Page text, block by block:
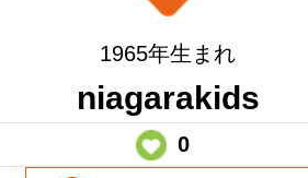
1965年生まれ
niagarakids
0